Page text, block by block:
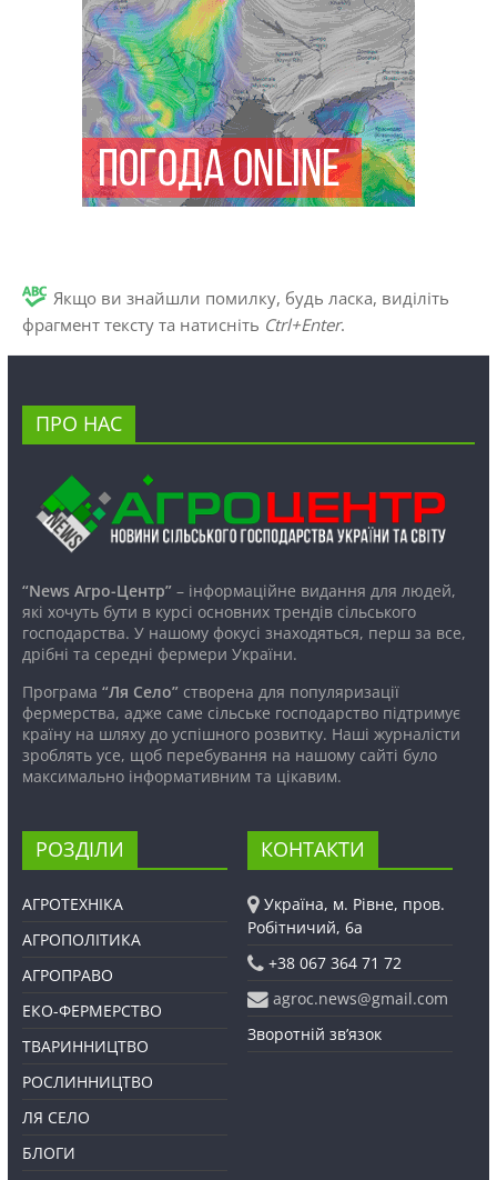
Якщо ви знайшли помилку, будь ласка, виділіть
фрагмент тексту та натисніть Ctrl+Enter.
ПРО НАС
“News Агро-Центр”– інформаційне видання для людей,
які хочуть бути в курсі основних трендів сільського
господарства. У нашому фокусі знаходяться, перш за все,
дрібні та середні фермери України.
Програма “Ля Село”створена для популяризації
фермерства, адже саме сільське господарство підтримує
країну на шляху до успішного розвитку. Наші журналісти
зроблять усе, щоб перебування на нашому сайті було
максимально інформативним та цікавим.
РОЗДІЛИ
АГРОТЕХНІКА
АГРОПОЛІТИКА
АГРОПРАВО
ЕКО-ФЕРМЕРСТВО
ТВАРИННИЦТВО
РОСЛИННИЦТВО
ЛЯ СЕЛО
БЛОГИ
КОНТАКТИ
Україна, м. Рівне, пров.
Робітничий, 6а
+38 067 364 71 72
agroc.news@gmail.com
Зворотній зв’язок